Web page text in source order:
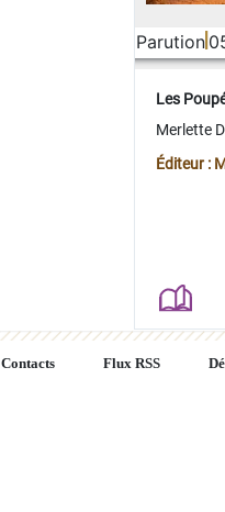
Parution
Les
Merlette
Éditeur :
Contacts Flux RSS